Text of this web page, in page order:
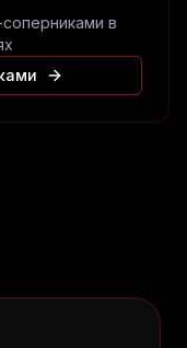
в